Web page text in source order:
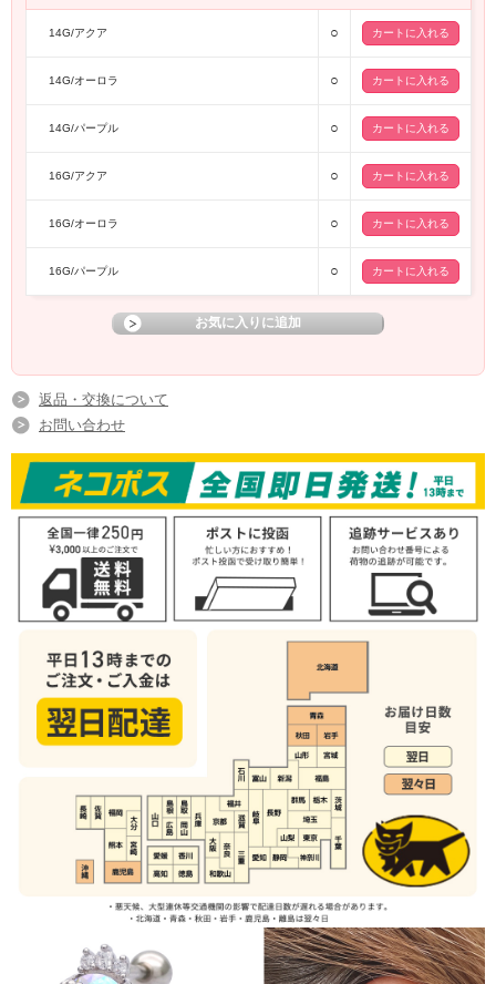
14G/アクア ○
14G/オーロラ ○
14G/パープル ○
16G/アクア ○
16G/オーロラ ○
16G/パープル ○
返品・交換について
お問い合わせ